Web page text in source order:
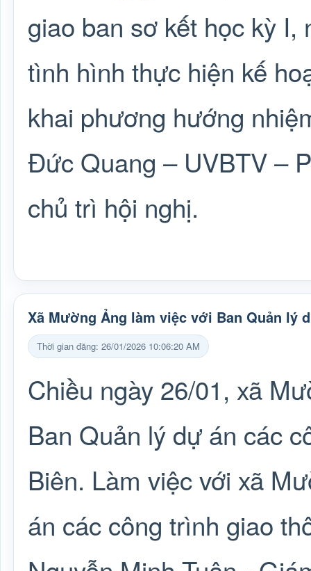
giao ban sơ kết học kỳ
tình hình thực hiện kế
khai phương hướng
Đức Quang – UVBTV –
chủ trì hội nghị.
Xã Mường Ảng làm việc với Ban Quản lý
Thời gian đăng: 26/01/2026 10:06:20 AM
Chiều ngày 26/01, xã
Ban Quản lý dự án các
Biên. Làm việc với xã
án các công trình giao